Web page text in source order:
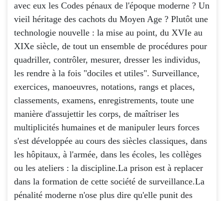
avec eux les Codes pénaux de l'époque moderne ? Un
vieil héritage des cachots du Moyen Age ? Plutôt une
technologie nouvelle : la mise au point, du XVIe au
XIXe siècle, de tout un ensemble de procédures pour
quadriller, contrôler, mesurer, dresser les individus,
les rendre à la fois "dociles et utiles". Surveillance,
exercices, manoeuvres, notations, rangs et places,
classements, examens, enregistrements, toute une
manière d'assujettir les corps, de maîtriser les
multiplicités humaines et de manipuler leurs forces
s'est développée au cours des siècles classiques, dans
les hôpitaux, à l'armée, dans les écoles, les collèges
ou les ateliers : la discipline.La prison est à replacer
dans la formation de cette société de surveillance.La
pénalité moderne n'ose plus dire qu'elle punit des